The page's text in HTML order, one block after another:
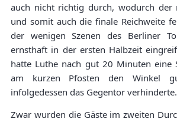
auch nicht richtig durch, wodurch der
und somit auch die finale Reichweite
der wenigen Szenen des Berliner
ernsthaft in der ersten Halbzeit
hatte Luthe nach gut 20 Minuten eine
am kurzen Pfosten den Winkel
infolgedessen das Gegentor verhinderte.
Zwar wurden die Gäste im zweiten